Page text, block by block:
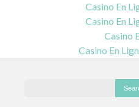
Casino En
Casino En
Casino
Casino En